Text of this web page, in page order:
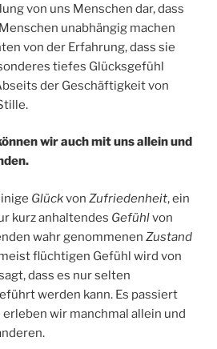
von uns Menschen dar, dass
unabhängig machen
von der Erfahrung, dass sie
tiefes Glücksgefühl
der Geschäftigkeit von
wir auch mit uns allein und
Glückvon Zufriedenheit, ein
kurz anhaltendes Gefühlvon
wahr genommenen Zustand
flüchtigen Gefühl wird von
dass es nur selten
werden kann. Es passiert
wir manchmal allein und